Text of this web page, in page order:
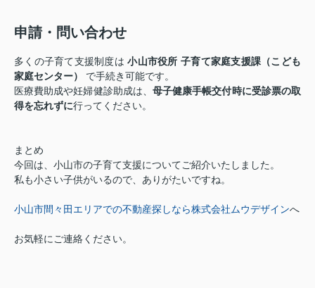
申請・問い合わせ
多くの子育て支援制度は小山市役所 子育て家庭支援課（こども
家庭センター）
で手続き可能です。
医療費助成や妊婦健診助成は、 母子健康手帳交付時に受診票の取
得を忘れずに行ってください。
まとめ
今回は、小山市の子育て支援についてご紹介いたしました。
私も小さい子供がいるので、ありがたいですね。
小山市間々田エリアでの不動産探しなら株式会社ムウデザインへ
お気軽にご連絡ください。